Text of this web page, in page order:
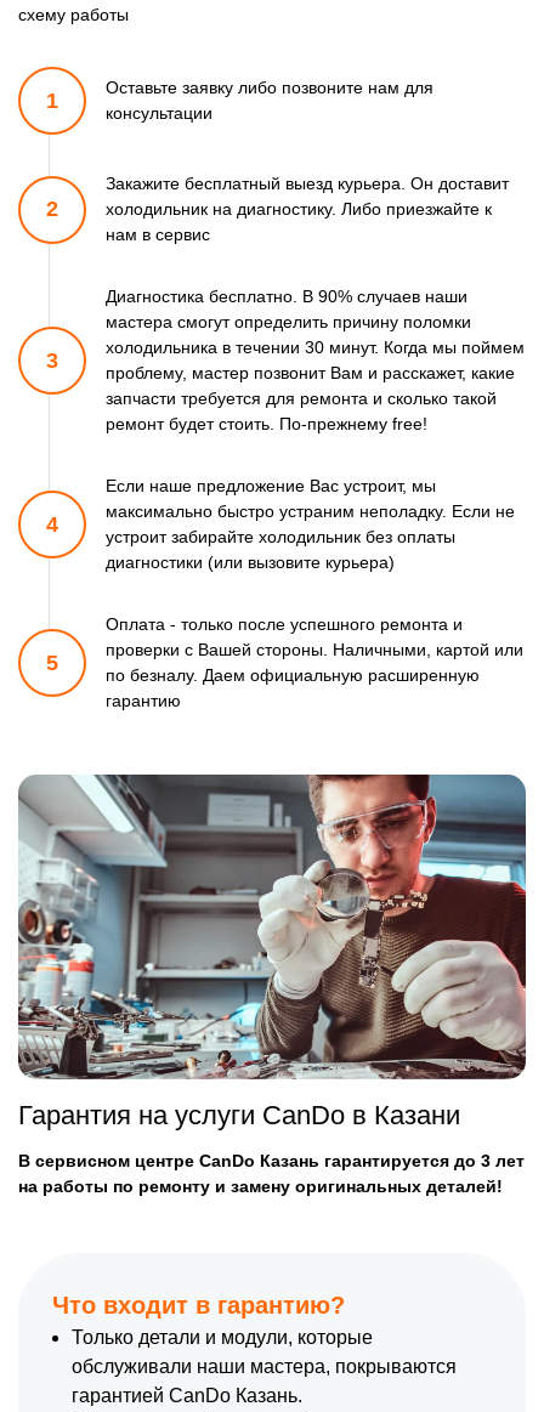
схему работы
1
Оставьте заявку либо позвоните нам для
консультации
2
Закажите бесплатный выезд курьера. Он доставит
холодильник на диагностику. Либо приезжайте к
нам в сервис
3
Диагностика бесплатно. В 90% случаев наши
мастера смогутопределить причину поломки
холодильника в течении 30 минут. Когда мы поймем
проблему, мастер позвонит Вам и расскажет, какие
запчасти требуется для ремонта и сколько такой
ремонтбудет стоить. По-прежнему free!
4
Если наше предложение Вас устроит, мы
максимально быстро устраним неполадку. Если не
устроит забирайте холодильник без оплаты
диагностики (или вызовите курьера)
5
Оплата - только после успешного ремонта и
проверки с Вашей стороны. Наличными, картой или
по безналу. Даем официальную расширенную
гарантию
Гарантия на услуги CanDo в Казани
В сервисном центре CanDo Казань гарантируется до 3 лет
на работы по ремонту и замену оригинальных деталей!
Что входит в гарантию?
Только детали и модули, которые
обслуживали наши мастера, покрываются
гарантией CanDo Казань.